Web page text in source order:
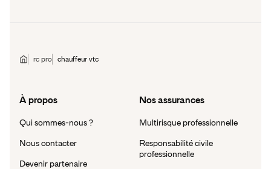
rc pro chauffeur vtc
À propos
Qui sommes-nous ?
Nous contacter
Devenir partenaire
Nos assurances
Multirisque professionnelle
Responsabilité civile
professionnelle